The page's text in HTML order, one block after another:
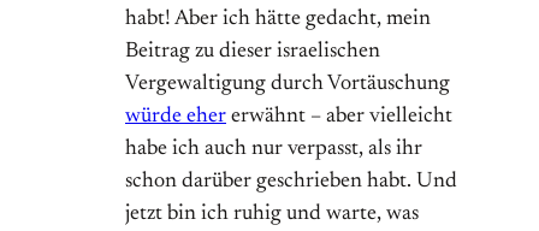
habt! Aber ich hätte gedacht, mein
Beitrag zu dieser israelischen
Vergewaltigung durch Vortäuschung
würde eher erwähnt – aber vielleicht
habe ich auch nur verpasst, als ihr
schon darüber geschrieben habt. Und
jetzt bin ich ruhig und warte, was